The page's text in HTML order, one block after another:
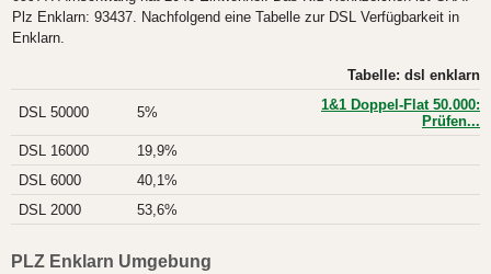
Plz Enklarn: 93437. Nachfolgend eine Tabelle zur DSL Verfügbarkeit in
Enklarn.
Tabelle: dsl enklarn
DSL 50000 5%
1&1 Doppel-Flat 50.000:
Prüfen...
DSL 16000
19,9%
DSL 6000
40,1%
DSL 2000
53,6%
PLZ Enklarn Umgebung